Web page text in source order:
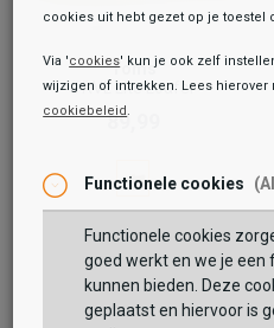
Toms
TRVL Lite Loafer
89,99
cookies uit hebt gezet op je toestel
Via 'cookies' kun je ook zelf
wijzigen of intrekken. Lees hierover
cookiebeleid .
Functionele cookies
Functionele cookies
goed werkt en we je een
kunnen bieden. Deze
geplaatst en hiervoor is